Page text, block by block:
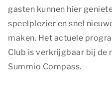
gasten kunnen hier
speelplezier en snel
maken. Het actuele
Club is verkrijgbaar bij de
Summio Compass.